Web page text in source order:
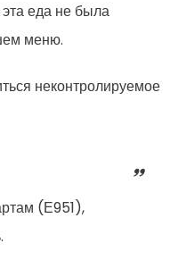
эта еда не была
меню.
неконтролируемое
(Е951),